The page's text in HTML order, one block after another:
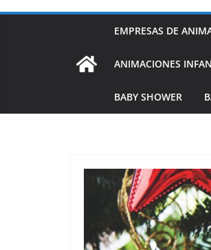
EMPRESAS DE
ANIMACIONES
BABY SHOWER